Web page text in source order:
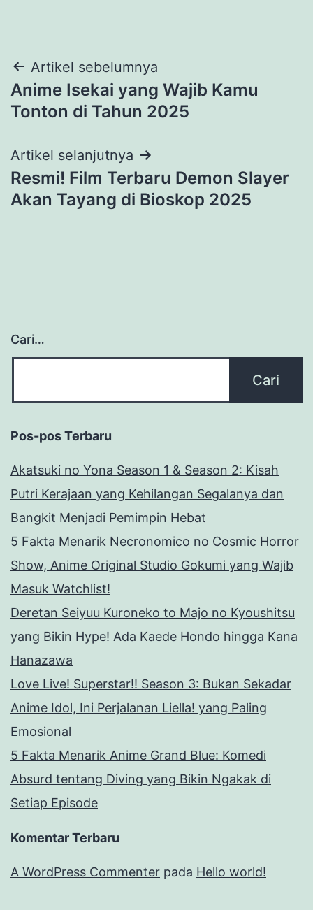
Navigasi
pos
Artikel sebelumnya
Anime Isekai yang Wajib Kamu
Tonton di Tahun 2025
Artikel selanjutnya
Resmi! Film Terbaru Demon Slayer
Akan Tayang di Bioskop 2025
Cari…
Pos-pos Terbaru
Akatsuki no Yona Season 1 & Season 2: Kisah
Putri Kerajaan yang Kehilangan Segalanya dan
Bangkit Menjadi Pemimpin Hebat
5 Fakta Menarik Necronomico no Cosmic Horror
Show, Anime Original Studio Gokumi yang Wajib
Masuk Watchlist!
Deretan Seiyuu Kuroneko to Majo no Kyoushitsu
yang Bikin Hype! Ada Kaede Hondo hingga Kana
Hanazawa
Love Live! Superstar!! Season 3: Bukan Sekadar
Anime Idol, Ini Perjalanan Liella! yang Paling
Emosional
5 Fakta Menarik Anime Grand Blue: Komedi
Absurd tentang Diving yang Bikin Ngakak di
Setiap Episode
Komentar Terbaru
A WordPress Commenter pada Hello world!